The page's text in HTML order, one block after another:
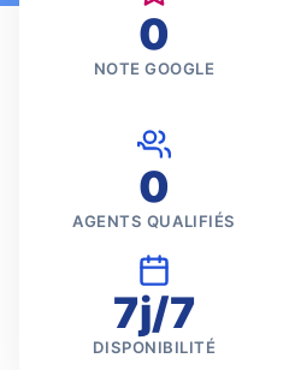
0
NOTE GOOGLE
0
AGENTS QUALIFIÉS
7j/7
DISPONIBILITÉ